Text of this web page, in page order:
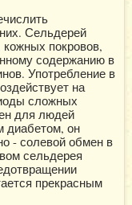
Сельдерей
кожных покровов,
содержанию в
Употребление в
на
сложных
для людей
диабетом, он
- солевой обмен в
сельдерея
прекрасным